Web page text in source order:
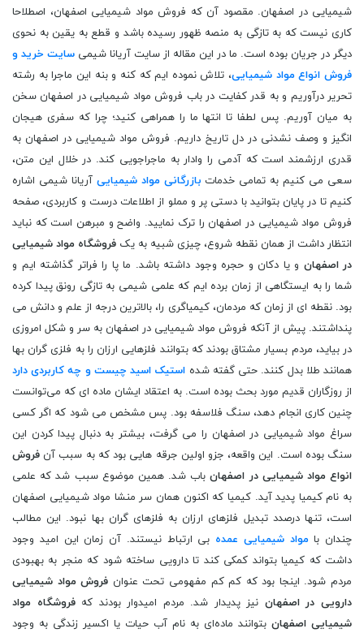
شیمیایی در اصفهان. مقصود آن که فروش مواد شیمیایی اصفهان، اصطلاحا
کاری نیست که به تازگی به منصه ظهور رسیده باشد و قطع به یقین به نحوی
دیگر در جریان بوده است. ما در این مقاله از سایت آریانا شیمی سایت خرید و
فروش انواع مواد شیمیایی، تلاش نموده ایم که کنه و بنه این ماجرا به رشته
تحریر درآوریم و به قدر کفایت در باب فروش مواد شیمیایی در اصفهان سخن
به میان آوریم. پس لطفا تا انتها ما را همراهی کنید؛ چرا که سفری هیجان
انگیز و وصف نشدنی در دل تاریخ داریم. فروش مواد شیمیایی در اصفهان به
قدری ارزشمند است که آدمی را وادار به ماجراجویی کند. در خلال این متن،
سعی می کنیم به تمامی خدمات بازرگانی مواد شیمیایی آریانا شیمی اشاره
کنیم تا در پایان بتوانید با دستی پر و مملو از اطلاعات درست و کاربردی، صفحه
فروش مواد شیمیایی در اصفهان را ترک نمایید. واضح و مبرهن است که نباید
انتظار داشت از همان نقطه شروع، چیزی شبیه به یک فروشگاه مواد شیمیایی
در اصفهان و یا دکان و حجره وجود داشته باشد. ما پا را فراتر گذاشته ایم و
شما را به ایستگاهی از زمان برده ایم که علمی شیمی به تازگی رونق پیدا کرده
بود. نقطه ای از زمان که مردمان، کیمیاگری را، بالاترین درجه از علم و دانش می
پنداشتند. پیش از آنکه فروش مواد شیمیایی در اصفهان به سر و شکل امروزی
در بیاید، مردم بسیار مشتاق بودند که بتوانند فلزهایی ارزان را به فلزی گران بها
همانند طلا بدل کنند. حتی گفته شده استیک اسید چیست و چه کاربردی دارد
از روزگاران قدیم مورد بحث بوده است. به اعتقاد ایشان ماده‌ ای که می‌توانست
چنین کاری انجام دهد، سنگ فلاسفه بود. پس مشخص می شود که اگر کسی
سراغ مواد شیمیایی در اصفهان را می گرفت، بیشتر به دنبال پیدا کردن این
سنگ بوده است. این واقعه، جزو اولین جرقه هایی بود که به سبب آن فروش
انواع مواد شیمیایی در اصفهانباب شد. همین موضوع سبب شد که علمی
به نام کیمیا پدید آید. کیمیا که اکنون همان سر منشا مواد شیمیایی اصفهان
است، تنها درصدد تبدیل فلزهای ارزان به فلزهای گران بها نبود. این مطالب
چندان بامواد شیمیایی عمده بی ارتباط نیستند. آن زمان این امید وجود
داشت که کیمیا بتواند کمکی کند تا دارویی ساخته شود که منجر به بهبودی
مردم شود. اینجا بود که کم کم مفهومی تحت عنوان فروش مواد شیمیایی
دارویی در اصفهان نیز پدیدار شد. مردم امیدوار بودند کهفروشگاه مواد
شیمیایی اصفهان بتوانند ماده‌ای به نام آب حیات یا اکسیر زندگی به وجود